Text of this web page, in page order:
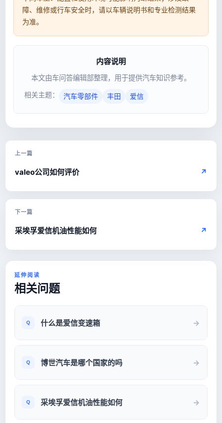
障、维修或行车安全时，请以车辆说明书和专业检测结果
为准。
内容说明
本文由车问答编辑部整理，用于提供汽车知识参考。
相关主题：
汽车零部件 丰田 爱信
上一篇
valeo公司如何评价 ↗
下一篇
采埃孚爱信机油性能如何 ↗
延伸阅读
相关问题
什么是爱信变速箱
博世汽车是哪个国家的吗
采埃孚爱信机油性能如何